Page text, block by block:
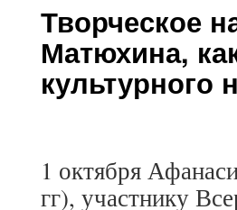
Творческое
Матюхина,
культурного
1 октября
гг), участнику